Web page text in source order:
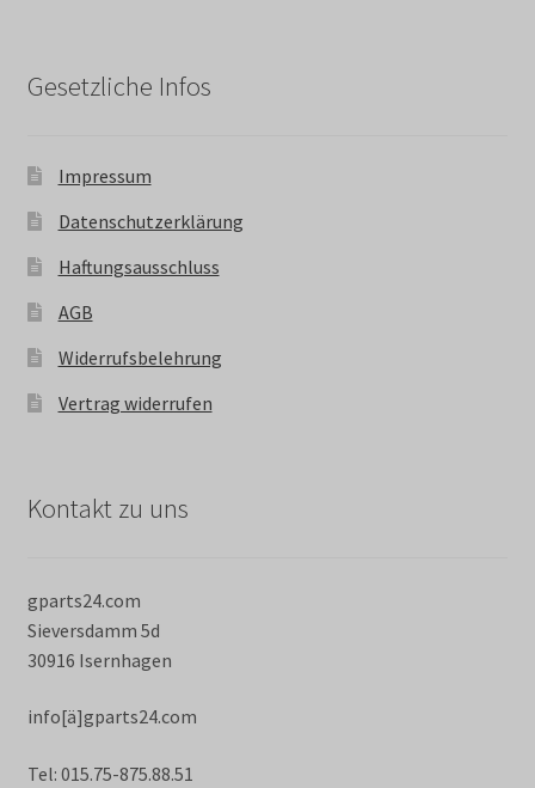
Gesetzliche Infos
Impressum
Datenschutzerklärung
Haftungsausschluss
AGB
Widerrufsbelehrung
Vertrag widerrufen
Kontakt zu uns
gparts24.com
Sieversdamm 5d
30916 Isernhagen
info[ä]gparts24.com
Tel: 015.75-875.88.51